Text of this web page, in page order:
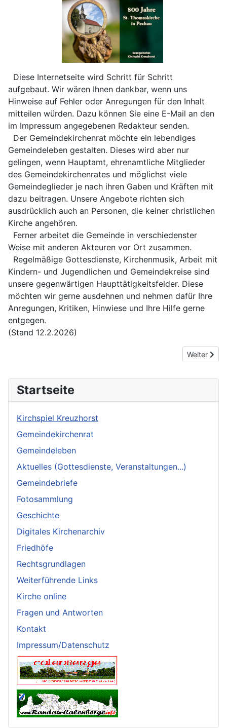
Startseite
Kirchspiel Kreuzhorst
Gemeindekirchenrat
Gemeindeleben
Aktuelles (Gottesdienste, Veranstaltungen...)
Gemeindebriefe
Fotosammlung
Geschichte
Digitales Kirchenarchiv
Friedhöfe
Rechtsgrundlagen
Weiterführende Links
Kirche online
Fragen und Antworten
Kontakt
Impressum/Datenschutz
Diese Internetseite wird Schritt für Schritt
aufgebaut. Wir wären Ihnen dankbar, wenn uns
Hinweise auf Fehler oder Anregungen für den Inhalt
mitteilen würden. Dazu können Sie eine E-Mail an den
im Impressum angegebenen Redakteur senden.
Der Gemeindekirchenrat möchte ein lebendiges
Gemeindeleben gestalten. Dieses wird aber nur
gelingen, wenn Hauptamt, ehrenamtliche Mitglieder
des Gemeindekirchenrates und möglichst viele
Gemeindeglieder je nach ihren Gaben und Kräften mit
dazu beitragen. Unsere Angebote richten sich
ausdrücklich auch an Personen, die keiner christlichen
Kirche angehören.
Ferner arbeitet die Gemeinde in verschiedenster
Weise mit anderen Akteuren vor Ort zusammen.
Regelmäßige Gottesdienste, Kirchenmusik, Arbeit mit
Kindern- und Jugendlichen und Gemeindekreise sind
unsere gegenwärtigen Haupttätigkeitsfelder. Diese
möchten wir gerne ausdehnen und nehmen dafür Ihre
Anregungen, Kritiken, Hinwiese und Ihre Hilfe gerne
entgegen.
(Stand 12.2.2026)
Nächster
Weiter